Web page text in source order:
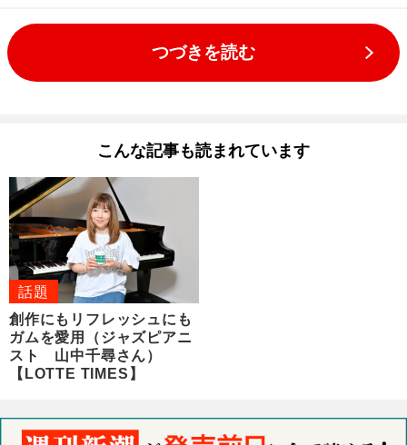
つづきを読む
こんな記事も読まれています
話題
創作にもリフレッシュにも
ガムを愛用（ジャズピアニ
スト 山中千尋さん）
【LOTTE TIMES】